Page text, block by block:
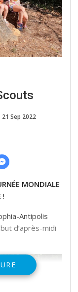
21 Sep 2022
MONDIALE
!
Antipolis
d’après-midi